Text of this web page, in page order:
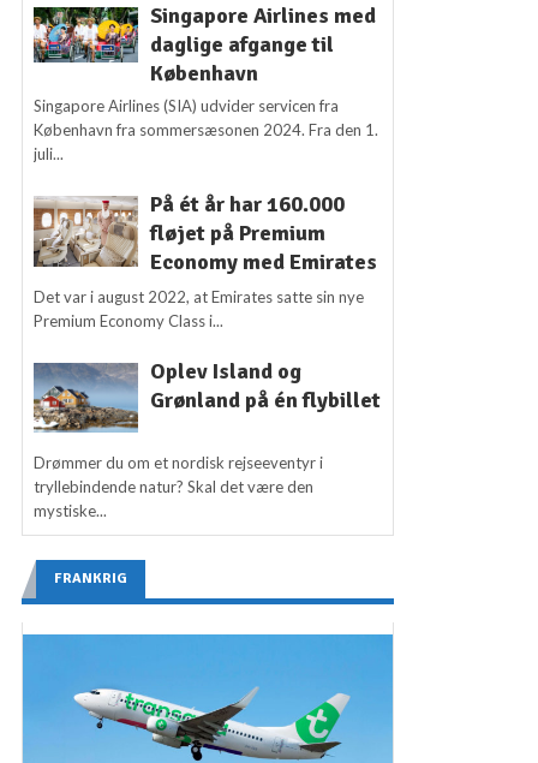
Singapore Airlines med
daglige afgange til
København
Singapore Airlines (SIA) udvider servicen fra
København fra sommersæsonen 2024. Fra den 1.
juli...
På ét år har 160.000
fløjet på Premium
Economy med Emirates
Det var i august 2022, at Emirates satte sin nye
Premium Economy Class i...
Oplev Island og
Grønland på én flybillet
Drømmer du om et nordisk rejseeventyr i
tryllebindende natur? Skal det være den
mystiske...
FRANKRIG